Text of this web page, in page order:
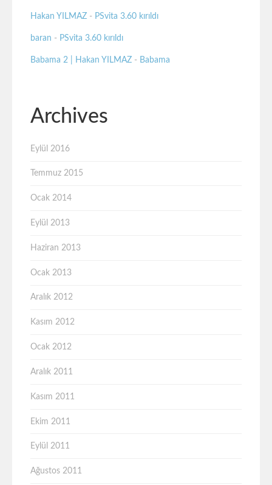
Hakan YILMAZ - PSvita 3.60 kırıldı
baran - PSvita 3.60 kırıldı
Babama 2 | Hakan YILMAZ - Babama
Archives
Eylül 2016
Temmuz 2015
Ocak 2014
Eylül 2013
Haziran 2013
Ocak 2013
Aralık 2012
Kasım 2012
Ocak 2012
Aralık 2011
Kasım 2011
Ekim 2011
Eylül 2011
Ağustos 2011